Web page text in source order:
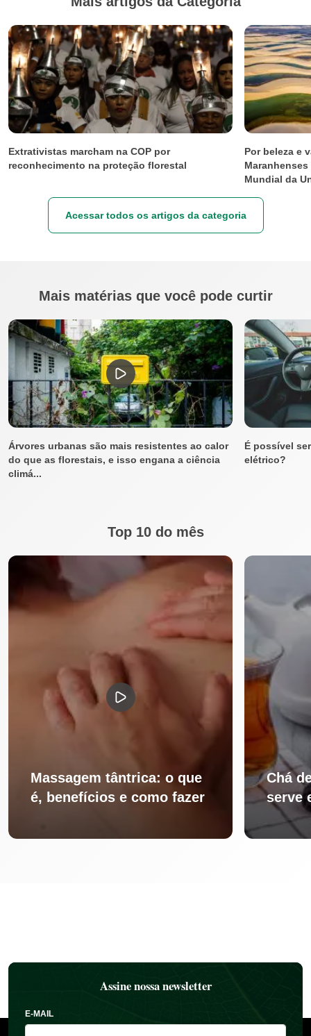
Extrativistas marcham na COP por
reconhecimento na proteção florestal
Por beleza e
Mundial da
Acessar todos os artigos da categoria
Mais matérias que você pode curtir
Árvores urbanas são mais resistentes ao calor
do que as florestais, e isso engana a ciência
climá...
É possível
elétrico?
Top 10 do mês
Massagem tântrica: o que
é, benefícios e como fazer
Chá
serve
Assine nossa newsletter
E-MAIL